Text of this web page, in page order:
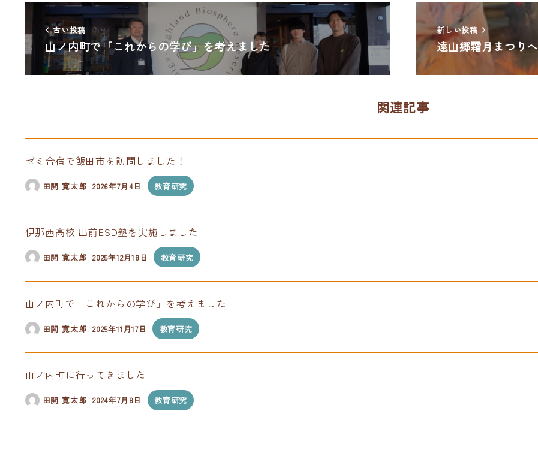
古い投稿
山ノ内町で「これからの学び」を考えました
新しい投稿
遠山郷霜月まつりへ
関連記事
ゼミ合宿で飯田市を訪問しました！
田開 寛太郎 2026年7月4日 教育研究
伊那西高校 出前ESD塾を実施しました
田開 寛太郎 2025年12月18日 教育研究
山ノ内町で「これからの学び」を考えました
田開 寛太郎 2025年11月17日 教育研究
山ノ内町に行ってきました
田開 寛太郎 2024年7月8日 教育研究